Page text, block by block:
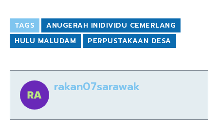
TAGS
ANUGERAH INIDIVIDU CEMERLANG
HULU MALUDAM
PERPUSTAKAAN DESA
rakan07sarawak